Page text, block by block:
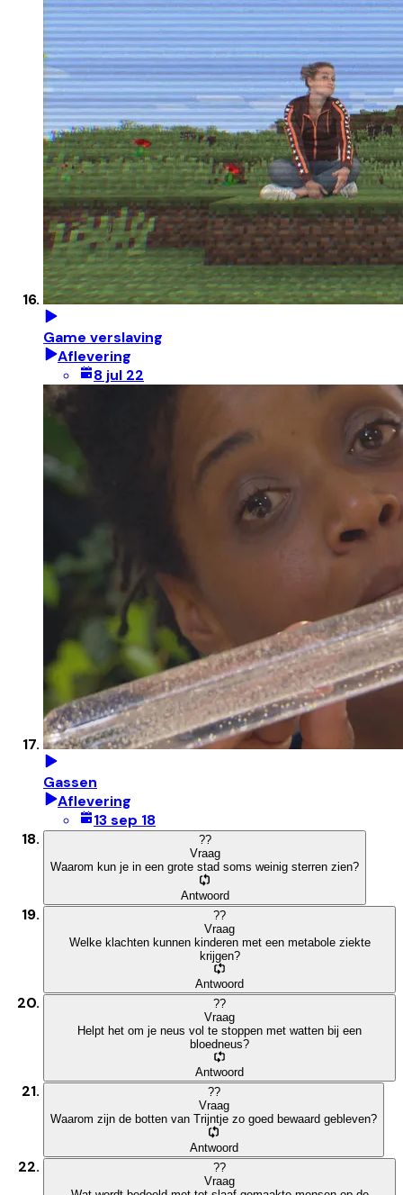
Game verslaving
Aflevering
8 jul 22
Gassen
Aflevering
13 sep 18
??
Vraag
Waarom kun je in een grote stad soms weinig sterren zien?
Antwoord
??
Vraag
Welke klachten kunnen kinderen met een metabole ziekte
krijgen?
Antwoord
??
Vraag
Helpt het om je neus vol te stoppen met watten bij een
bloedneus?
Antwoord
??
Vraag
Waarom zijn de botten van Trijntje zo goed bewaard gebleven?
Antwoord
??
Vraag